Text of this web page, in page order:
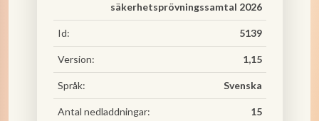
säkerhetsprövningssamtal 2026
Id: 5139
Version: 1,15
Språk: Svenska
Antal nedladdningar: 15